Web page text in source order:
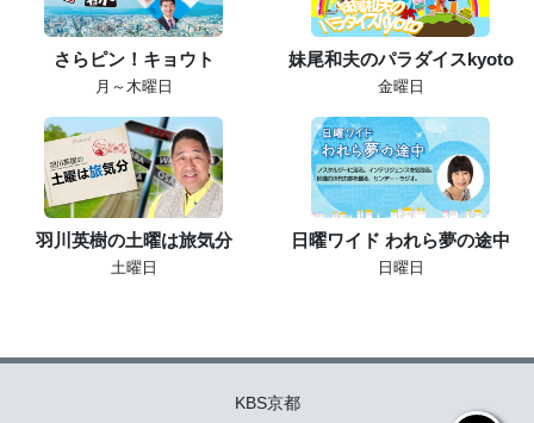
さらピン！キョウト
月～木曜日
妹尾和夫のパラダイスkyoto
金曜日
羽川英樹の土曜は旅気分
土曜日
日曜ワイド われら夢の途中
日曜日
KBS京都